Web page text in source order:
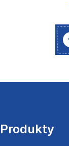
a
Produkty